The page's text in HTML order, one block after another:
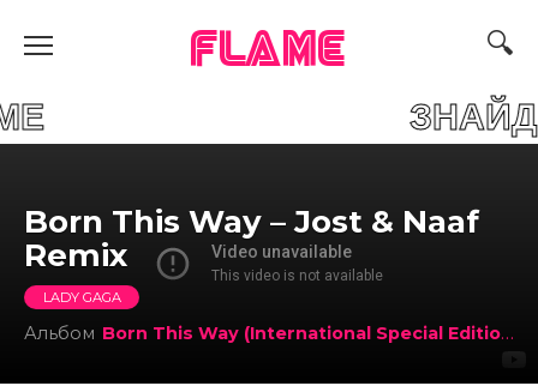
FLAME
FLAME ЗНАЙДИ
Born This Way – Jost & Naaf
Remix
LADY GAGA
Альбом Born This Way (International Special Edition Version)